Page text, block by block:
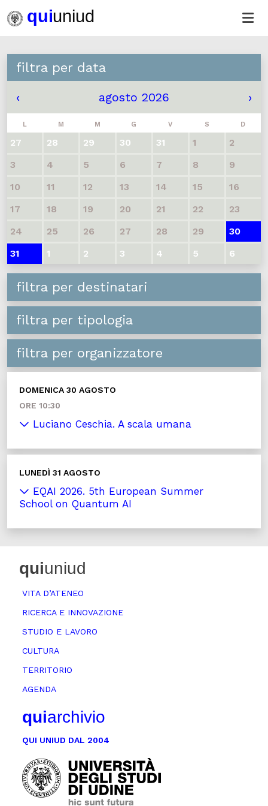
filtra per data
‹ agosto 2026 ›
L M M G V S D
27 28 29 30 31 1
2
3
4 5 6 7 8
9
10
11 12 13 14 15
16
17
18 19 20 21 22
23
24
25 26 27 28 29
30
31
1 2 3 4 5 6
filtra per destinatari
filtra per tipologia
filtra per organizzatore
DOMENICA 30 AGOSTO
ORE 10:30
Luciano Ceschia. A scala umana
LUNEDÌ 31 AGOSTO
EQAI 2026. 5th European Summer
School on Quantum AI
quiuniud
VITA D’ATENEO
RICERCA E INNOVAZIONE
STUDIO E LAVORO
CULTURA
TERRITORIO
AGENDA
quiarchivio
QUI UNIUD DAL 2004